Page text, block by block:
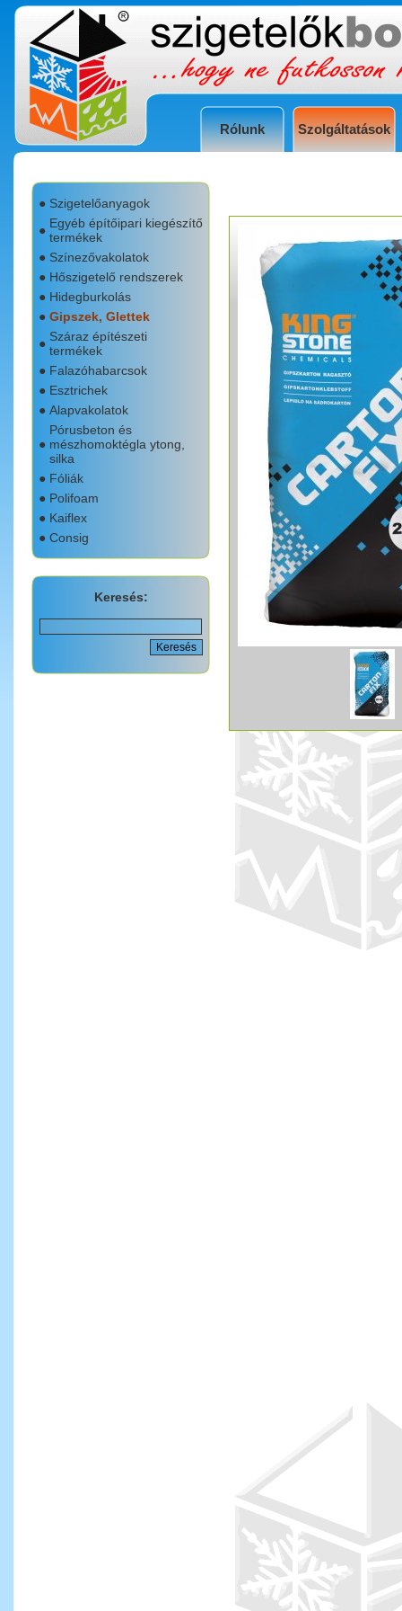
Rólunk Szolgáltatások
● Szigetelőanyagok
● Egyéb építőipari kiegészítő
termékek
● Színezővakolatok
● Hőszigetelő rendszerek
● Hidegburkolás
● Gipszek, Glettek
● Száraz építészeti
termékek
● Falazóhabarcsok
● Esztrichek
● Alapvakolatok
●
Pórusbeton és
mészhomoktégla ytong,
silka
● Fóliák
● Polifoam
● Kaiflex
● Consig
Keresés: